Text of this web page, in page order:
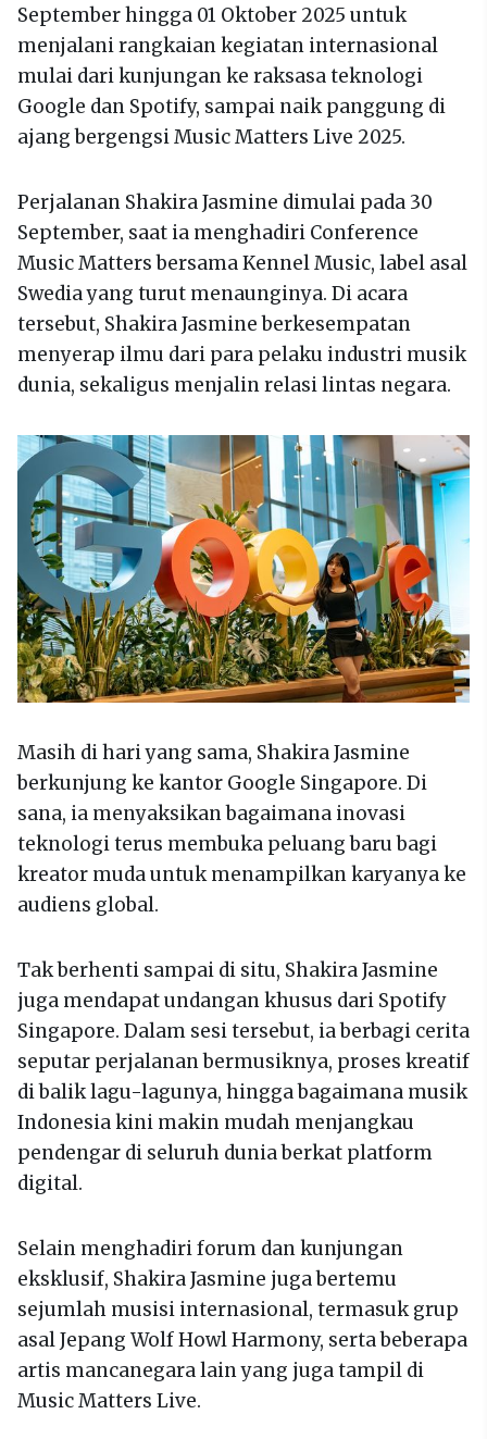
September hingga 01 Oktober 2025 untuk
menjalani rangkaian kegiatan internasional
mulai dari kunjungan ke raksasa teknologi
Google dan Spotify, sampai naik panggung di
ajang bergengsi Music Matters Live 2025.
Perjalanan Shakira Jasmine dimulai pada 30
September, saat ia menghadiri Conference
Music Matters bersama Kennel Music, label asal
Swedia yang turut menaunginya. Di acara
tersebut, Shakira Jasmine berkesempatan
menyerap ilmu dari para pelaku industri musik
dunia, sekaligus menjalin relasi lintas negara.
Masih di hari yang sama, Shakira Jasmine
berkunjung ke kantor Google Singapore. Di
sana, ia menyaksikan bagaimana inovasi
teknologi terus membuka peluang baru bagi
kreator muda untuk menampilkan karyanya ke
audiens global.
Tak berhenti sampai di situ, Shakira Jasmine
juga mendapat undangan khusus dari Spotify
Singapore. Dalam sesi tersebut, ia berbagi cerita
seputar perjalanan bermusiknya, proses kreatif
di balik lagu-lagunya, hingga bagaimana musik
Indonesia kini makin mudah menjangkau
pendengar di seluruh dunia berkat platform
digital.
Selain menghadiri forum dan kunjungan
eksklusif, Shakira Jasmine juga bertemu
sejumlah musisi internasional, termasuk grup
asal Jepang Wolf Howl Harmony, serta beberapa
artis mancanegara lain yang juga tampil di
Music Matters Live.